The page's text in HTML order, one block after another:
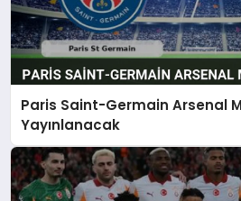
Paris Saint-Germain Arsenal
Yayınlanacak